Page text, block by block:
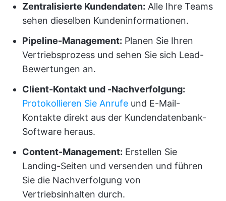
Zentralisierte Kundendaten: Alle Ihre Teams
sehen dieselben Kundeninformationen.
Pipeline-Management: Planen Sie Ihren
Vertriebsprozess und sehen Sie sich Lead-
Bewertungen an.
Client-Kontakt und -Nachverfolgung:
Protokollieren Sie Anrufe und E-Mail-
Kontakte direkt aus der Kundendatenbank-
Software heraus.
Content-Management: Erstellen Sie
Landing-Seiten und versenden und führen
Sie die Nachverfolgung von
Vertriebsinhalten durch.